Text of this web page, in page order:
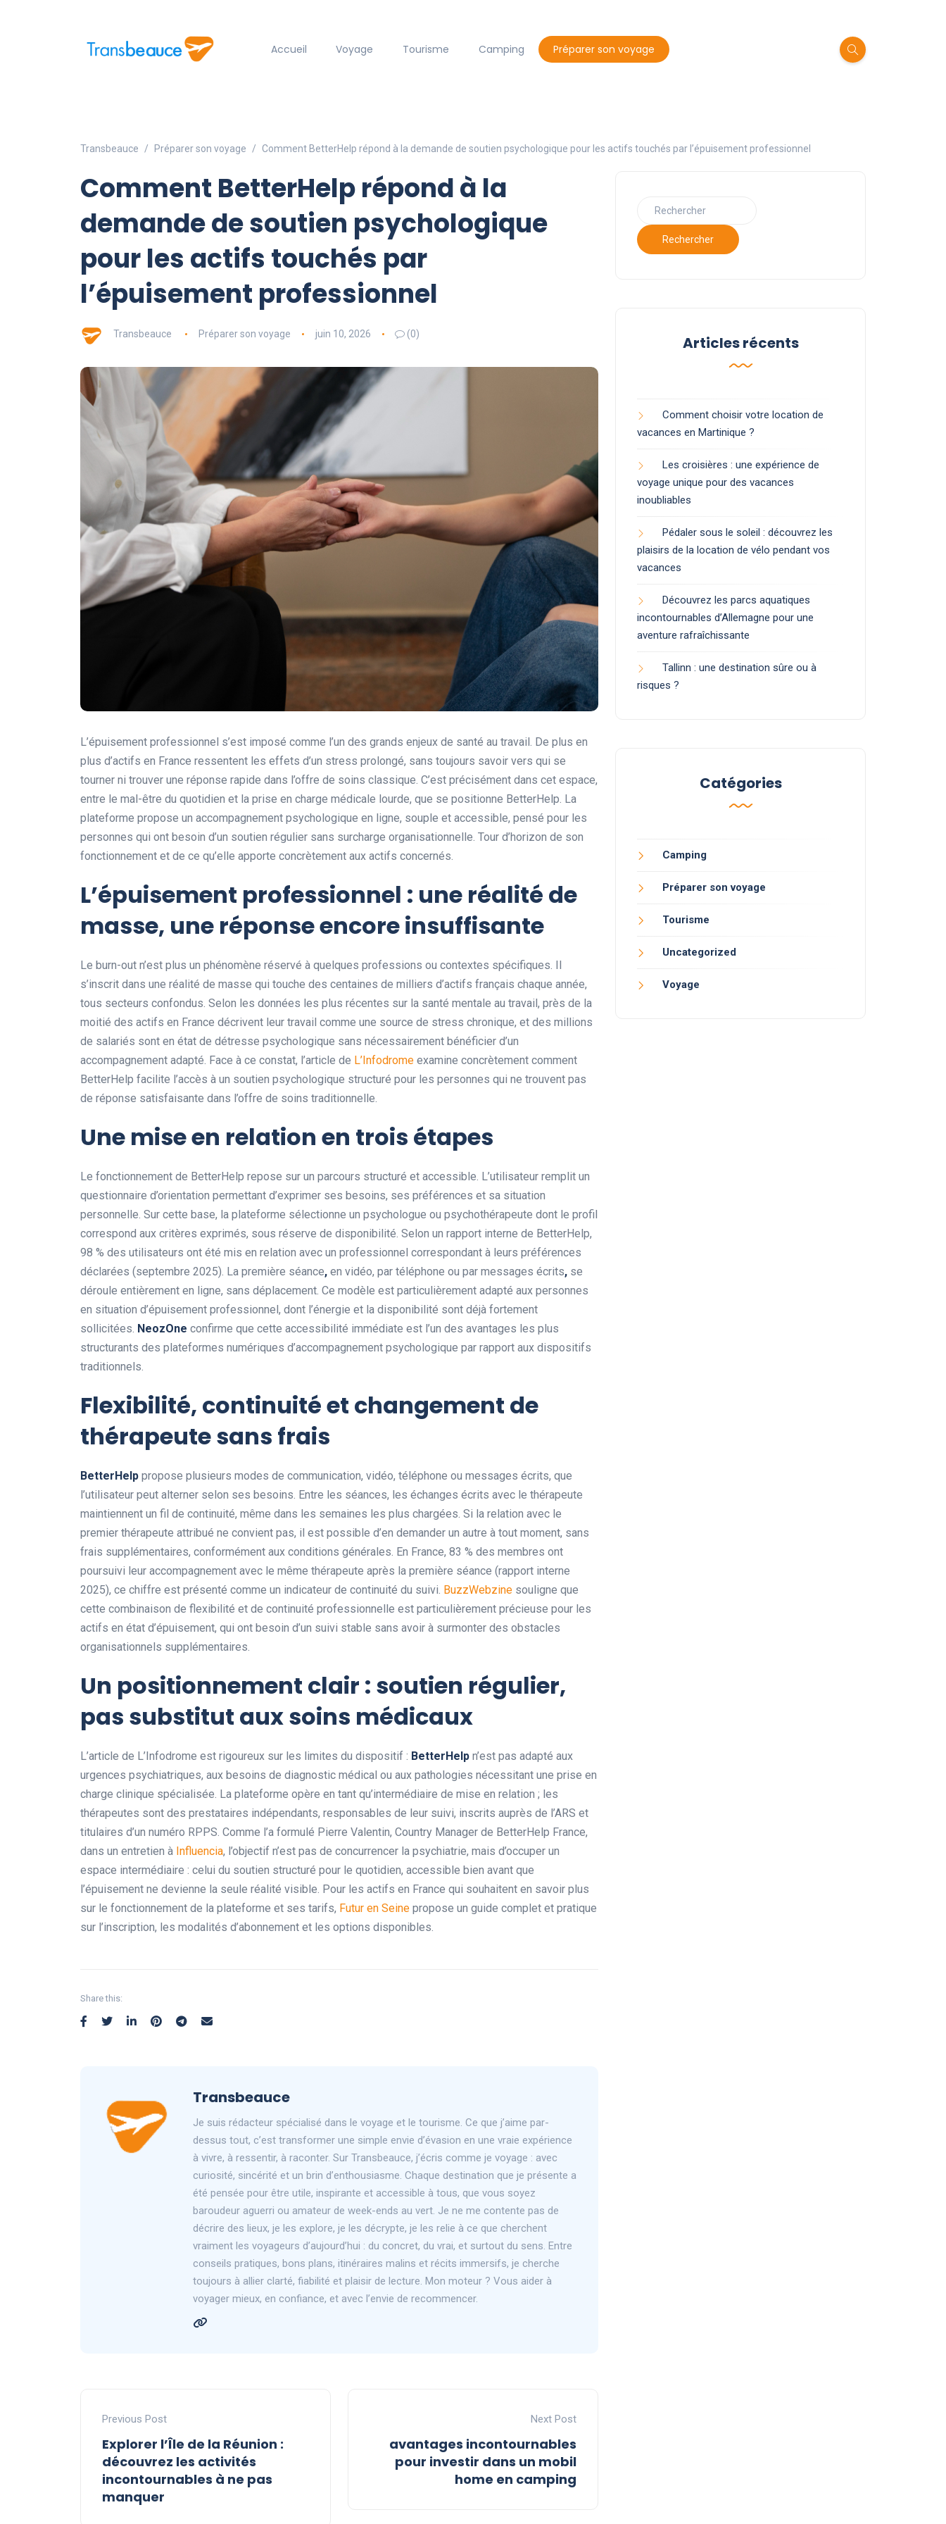
Accueil Voyage Tourisme Camping Préparer son voyage
Transbeauce Préparer son voyage Comment BetterHelp répond à la demande de soutien psychologique pour les actifs touchés par l’épuisement professionnel
Comment BetterHelp répond à la
demande de soutien psychologique
pour les actifs touchés par
l’épuisement professionnel
Transbeauce Préparer son voyage juin 10, 2026 (0)
L’épuisement professionnel s’est imposé comme l’un des grands enjeux de santé au travail. De plus en
plus d’actifs en France ressentent les effets d’un stress prolongé, sans toujours savoir vers qui se
tourner ni trouver une réponse rapide dans l’offre de soins classique. C’est précisément dans cet espace,
entre le mal-être du quotidien et la prise en charge médicale lourde, que se positionne BetterHelp. La
plateforme propose un accompagnement psychologique en ligne, souple et accessible, pensé pour les
personnes qui ont besoin d’un soutien régulier sans surcharge organisationnelle. Tour d’horizon de son
fonctionnement et de ce qu’elle apporte concrètement aux actifs concernés.
L’épuisement professionnel : une réalité de
masse, une réponse encore insuffisante
Le burn-out n’est plus un phénomène réservé à quelques professions ou contextes spécifiques. Il
s’inscrit dans une réalité de masse qui touche des centaines de milliers d’actifs français chaque année,
tous secteurs confondus. Selon les données les plus récentes sur la santé mentale au travail, près de la
moitié des actifs en France décrivent leur travail comme une source de stress chronique, et des millions
de salariés sont en état de détresse psychologique sans nécessairement bénéficier d’un
accompagnement adapté. Face à ce constat, l’article de L’Infodrome examine concrètement comment
BetterHelp facilite l’accès à un soutien psychologique structuré pour les personnes qui ne trouvent pas
de réponse satisfaisante dans l’offre de soins traditionnelle.
Une mise en relation en trois étapes
Le fonctionnement de BetterHelp repose sur un parcours structuré et accessible. L’utilisateur remplit un
questionnaire d’orientation permettant d’exprimer ses besoins, ses préférences et sa situation
personnelle. Sur cette base, la plateforme sélectionne un psychologue ou psychothérapeute dont le profil
correspond aux critères exprimés, sous réserve de disponibilité. Selon un rapport interne de BetterHelp,
98 % des utilisateurs ont été mis en relation avec un professionnel correspondant à leurs préférences
déclarées (septembre 2025). La première séance, en vidéo, par téléphone ou par messages écrits, se
déroule entièrement en ligne, sans déplacement. Ce modèle est particulièrement adapté aux personnes
en situation d’épuisement professionnel, dont l’énergie et la disponibilité sont déjà fortement
sollicitées. NeozOne confirme que cette accessibilité immédiate est l’un des avantages les plus
structurants des plateformes numériques d’accompagnement psychologique par rapport aux dispositifs
traditionnels.
Flexibilité, continuité et changement de
thérapeute sans frais
BetterHelp propose plusieurs modes de communication, vidéo, téléphone ou messages écrits, que
l’utilisateur peut alterner selon ses besoins. Entre les séances, les échanges écrits avec le thérapeute
maintiennent un fil de continuité, même dans les semaines les plus chargées. Si la relation avec le
premier thérapeute attribué ne convient pas, il est possible d’en demander un autre à tout moment, sans
frais supplémentaires, conformément aux conditions générales. En France, 83 % des membres ont
poursuivi leur accompagnement avec le même thérapeute après la première séance (rapport interne
2025), ce chiffre est présenté comme un indicateur de continuité du suivi. BuzzWebzine souligne que
cette combinaison de flexibilité et de continuité professionnelle est particulièrement précieuse pour les
actifs en état d’épuisement, qui ont besoin d’un suivi stable sans avoir à surmonter des obstacles
organisationnels supplémentaires.
Un positionnement clair : soutien régulier,
pas substitut aux soins médicaux
L’article de L’Infodrome est rigoureux sur les limites du dispositif : BetterHelp n’est pas adapté aux
urgences psychiatriques, aux besoins de diagnostic médical ou aux pathologies nécessitant une prise en
charge clinique spécialisée. La plateforme opère en tant qu’intermédiaire de mise en relation ; les
thérapeutes sont des prestataires indépendants, responsables de leur suivi, inscrits auprès de l’ARS et
titulaires d’un numéro RPPS. Comme l’a formulé Pierre Valentin, Country Manager de BetterHelp France,
dans un entretien à Influencia, l’objectif n’est pas de concurrencer la psychiatrie, mais d’occuper un
espace intermédiaire : celui du soutien structuré pour le quotidien, accessible bien avant que
l’épuisement ne devienne la seule réalité visible. Pour les actifs en France qui souhaitent en savoir plus
sur le fonctionnement de la plateforme et ses tarifs, Futur en Seine propose un guide complet et pratique
sur l’inscription, les modalités d’abonnement et les options disponibles.
Share this:
Transbeauce
Je suis rédacteur spécialisé dans le voyage et le tourisme. Ce que j’aime par-
dessus tout, c’est transformer une simple envie d’évasion en une vraie expérience
à vivre, à ressentir, à raconter. Sur Transbeauce, j’écris comme je voyage : avec
curiosité, sincérité et un brin d’enthousiasme. Chaque destination que je présente a
été pensée pour être utile, inspirante et accessible à tous, que vous soyez
baroudeur aguerri ou amateur de week-ends au vert. Je ne me contente pas de
décrire des lieux, je les explore, je les décrypte, je les relie à ce que cherchent
vraiment les voyageurs d’aujourd’hui : du concret, du vrai, et surtout du sens. Entre
conseils pratiques, bons plans, itinéraires malins et récits immersifs, je cherche
toujours à allier clarté, fiabilité et plaisir de lecture. Mon moteur ? Vous aider à
voyager mieux, en confiance, et avec l’envie de recommencer.
Previous Post
Explorer l’Île de la Réunion :
découvrez les activités
incontournables à ne pas
manquer
Next Post
avantages incontournables
pour investir dans un mobil
home en camping
Articles récents
Comment choisir votre location de
vacances en Martinique ?
Les croisières : une expérience de
voyage unique pour des vacances
inoubliables
Pédaler sous le soleil : découvrez les
plaisirs de la location de vélo pendant vos
vacances
Découvrez les parcs aquatiques
incontournables d’Allemagne pour une
aventure rafraîchissante
Tallinn : une destination sûre ou à
risques ?
Catégories
Camping
Préparer son voyage
Tourisme
Uncategorized
Voyage